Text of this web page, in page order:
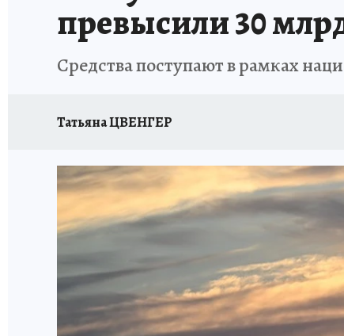
превысили 30
Средства поступают в рамках
Татьяна ЦВЕНГЕР